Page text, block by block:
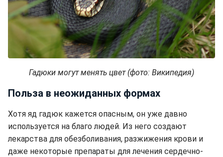
Гадюки могут менять цвет (фото: Википедия)
Польза в неожиданных формах
Хотя яд гадюк кажется опасным, он уже давно
используется на благо людей. Из него создают
лекарства для обезболивания, разжижения крови и
даже некоторые препараты для лечения сердечно-